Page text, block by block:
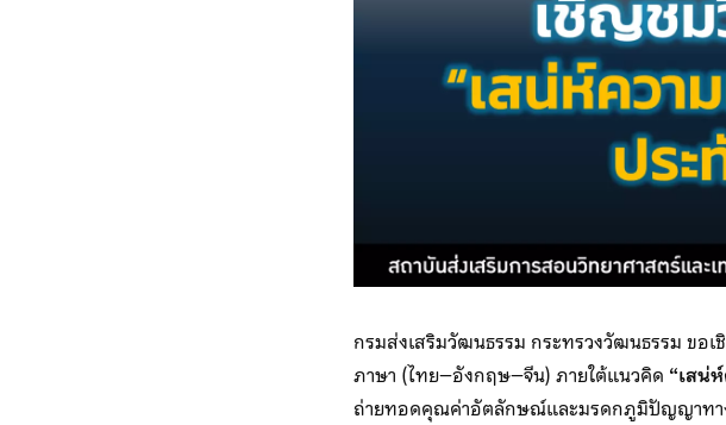
กรมส่งเสริมวัฒนธรรม กระทรวงวัฒนธรรม ข
ภาษา (ไทย–อังกฤษ–จีน) ภายใต้แนวคิด “เสน่
ถ่ายทอดคุณค่าอัตลักษณ์และมรดกภูมิปัญญาทาง